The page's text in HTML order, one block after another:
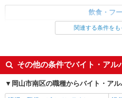
キッチン・ホール
時給1150円〜
岡山県岡山市南
キープ
パート
日本国民食株式会社 福田中学校（1827
飲食・フ
調理・調理補助・調理師
未経験歓迎
ミ
短時間勤務（1日4h以内）OK
車
扶養内勤務OK
交
関連する条件をも
その他の条件でバイト・アル
岡山市南区の職種からバイト・ア